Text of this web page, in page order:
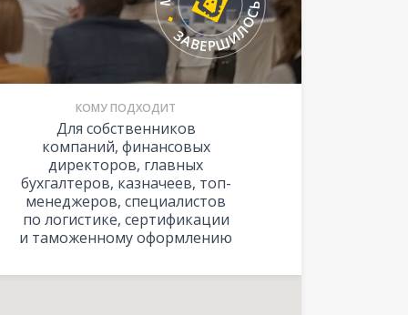
КОМУ ПОДХОДИТ
Для собственников
компаний, финансовых
директоров, главных
бухгалтеров, казначеев, топ-
менеджеров, специалистов
по логистике, сертификации
и таможенному оформлению